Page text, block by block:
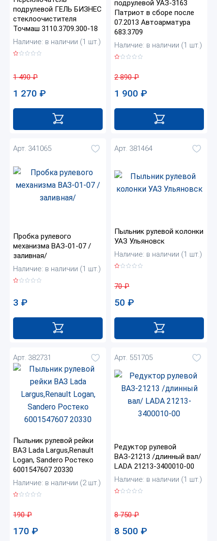
подрулевой ГЕЛЬ БИЗНЕС
стеклоочистителя
Точмаш 3110.3709.300-18
Наличие: в наличии (1 шт.)
1 490₽
1 270 ₽
подрулевой УАЗ-3163
Патриот в сборе после
07.2013 Автоарматура
683.3709
Наличие: в наличии (1 шт.)
2 890₽
1 900 ₽
Арт. 341065
Пробка рулевого
механизма ВАЗ-01-07 /
заливная/
Наличие: в наличии (1 шт.)
3 ₽
Арт. 381464
Пыльник рулевой колонки
УАЗ Ульяновск
Наличие: в наличии (1 шт.)
70₽
50 ₽
Арт. 382731
Пыльник рулевой рейки
ВАЗ Lada Largus,Renault
Logan, Sandero Ростеко
6001547607 20330
Наличие: в наличии (2 шт.)
190₽
170 ₽
Арт. 551705
Редуктор рулевой
ВАЗ-21213 /длинный вал/
LADA 21213-3400010-00
Наличие: в наличии (1 шт.)
8 750₽
8 500 ₽